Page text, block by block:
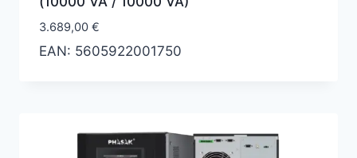
3.689,00 €
EAN: 5605922001750